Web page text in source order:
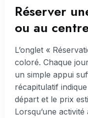
Réserver
ou au
L’onglet «
coloré. Chaque
un simple appui
récapitulatif indique
départ et le prix
Lorsqu’une